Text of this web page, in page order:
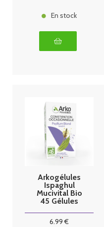
En stock
Arkogélules
Ispaghul
Mucivital Bio
45 Gélules
6.99 €